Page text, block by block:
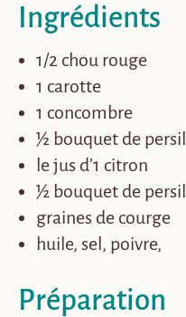
Ingrédients
1/2 chou rouge
1 carotte
1 concombre
½ bouquet de persil
le jus d’1 citron
½ bouquet de persil
graines de courge
huile, sel, poivre,
Préparation